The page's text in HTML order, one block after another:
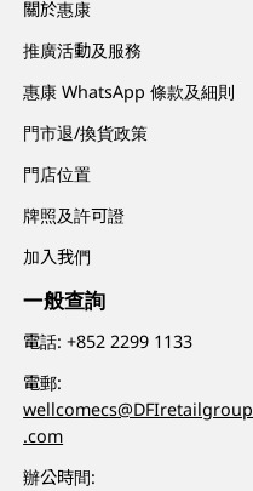
關於惠康
推廣活動及服務
惠康 WhatsApp 條款及細則
門市退/換貨政策
門店位置
牌照及許可證
加入我們
一般查詢
電話:+852 2299 1133
電郵:
wellcomecs@DFIretailgroup
.com
辦公時間: